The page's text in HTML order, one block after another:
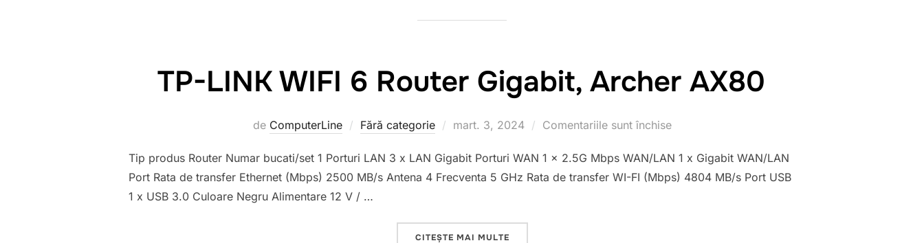
TP-LINK WIFI 6 Router Gigabit, Archer AX80
de ComputerLine Fără categorie
Publicat
mart. 3, 2024 Comentariile sunt închise
Tip produs Router Numar bucati/set 1 Porturi LAN 3 x LAN Gigabit Porturi WAN 1 x 2.5G Mbps WAN/LAN 1 x Gigabit WAN/LAN
Port Rata de transfer Ethernet (Mbps) 2500 MB/s Antena 4 Frecventa 5 GHz Rata de transfer WI-FI (Mbps) 4804 MB/s Port USB
1 x USB 3.0 Culoare Negru Alimentare 12 V / …
CITEȘTE MAI MULTE